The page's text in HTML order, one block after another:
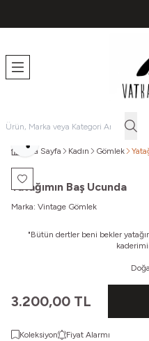
Ana Sayfa Kadın Gömlek
Favoriye Ekle
Paylaş
Yatağımın Baş Ucunda
Marka: Vintage Gömlek
"Bütün dertler beni bekler
3.200,00 TL
Koleksiyon Fiyat Alarmı